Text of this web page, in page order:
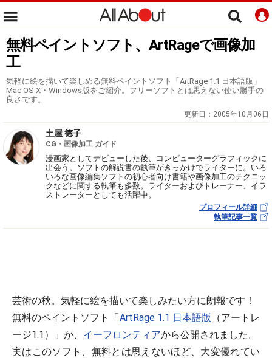
無料ペイントソフト、ArtRageで画像加
工
気軽に絵を描いて楽しめる無料ペイントソフト「ArtRage 1.1 日本語版」
Mac OS X・Windows版をご紹介。フリーソフトとは思えない使い勝手の
良さです。
更新日： 2005年10月06日
土屋 徳子
CG・画像加工 ガイド
漫画家としてデビューした後、コンピューターグラフィックに
出会う。ソフトの解説書の執筆がきっかけでライターに。いろ
いろな画像編集ソフトの初心者向け書籍や画像加工のテクニッ
クなどに関する執筆も多数。ライターおよびトレーナー、イラ
ストレーターとしても活躍中。
プロフィール詳細
執筆記事一覧
芸術の秋。気軽に絵を描いて楽しみたい方に朗報です！
無料のペイントソフト
「ArtRage 1.1 日本語版 （アートレ
ージ1.1）」が、 イーフロンティアから公開されました。
実はこのソフト、無料とは思えないほど、大変優れてい